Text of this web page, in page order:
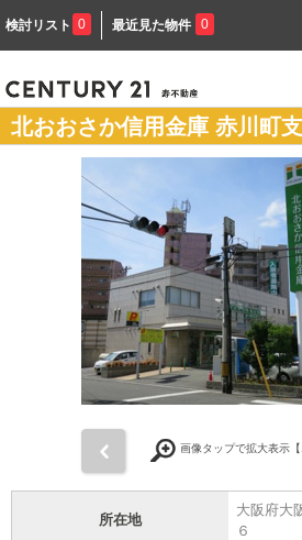
検討リスト 0 最近見た物件 0
北おおさか信用金庫 赤川町
画像タップで拡大表示【
所在地
大阪府大
６